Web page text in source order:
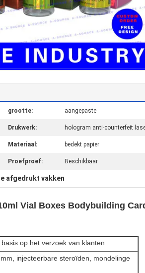
grootte: aangepaste
Drukwerk: hologram anti-counterfeit
Materiaal: bedekt papier
Proefproef: Beschikbaar
afgedrukt vakken
Vial Boxes Bodybuilding
op het verzoek van klanten
injecteerbare steroïden, mondelinge